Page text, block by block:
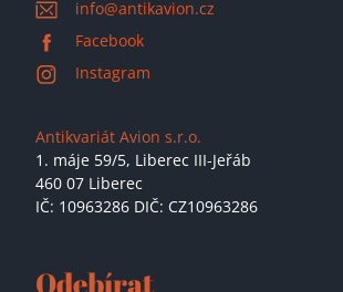
info@antikavion.cz
Facebook
Instagram
Antikvariát Avion s.r.o.
1. máje 59/5, Liberec III-Jeřáb
460 07 Liberec
IČ: 10963286 DIČ: CZ10963286
Odebírat